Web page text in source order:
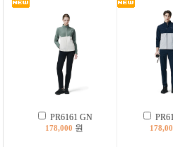
PR6161 GN
178,000 원